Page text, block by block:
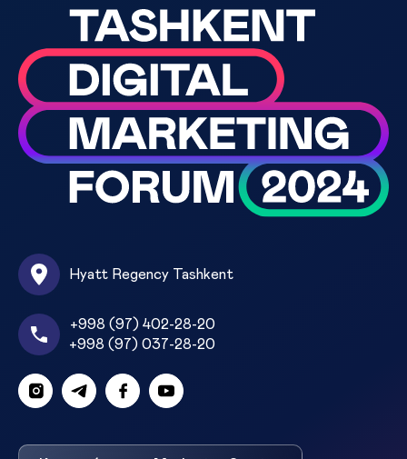
Hyatt Regency Tashkent
+998 (97) 402-28-20
+998 (97) 037-28-20